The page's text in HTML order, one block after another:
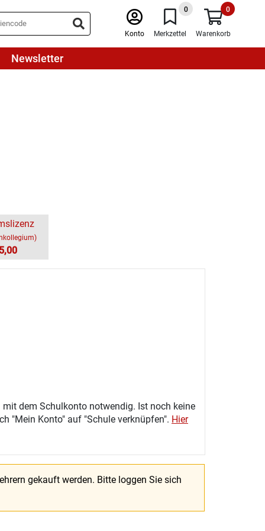
Konto
0
Merkzettel
0
Warenkorb
Newsletter
dem Schulkonto notwendig. Ist noch keine
"Mein Konto" auf "Schule verknüpfen". Hier
gekauft werden. Bitte loggen Sie sich